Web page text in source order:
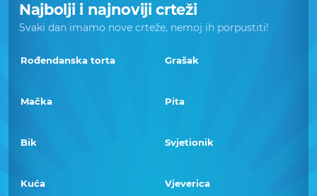
Najbolji i najnoviji crteži
Svaki dan imamo nove crteže, nemoj ih porpustiti!
Rođendanska torta Grašak
Mačka Pita
Bik Svjetionik
Kuća Vjeverica